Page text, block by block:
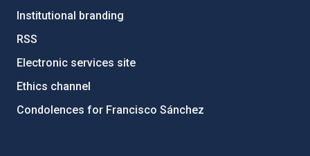
Institutional branding
RSS
Electronic services site
Ethics channel
Condolences for Francisco Sánchez